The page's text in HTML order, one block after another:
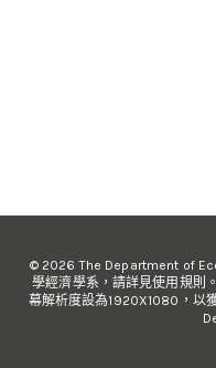
© 2026 The Department of
學經濟學系，請詳見使用規則
幕解析度設為1920X1080，以